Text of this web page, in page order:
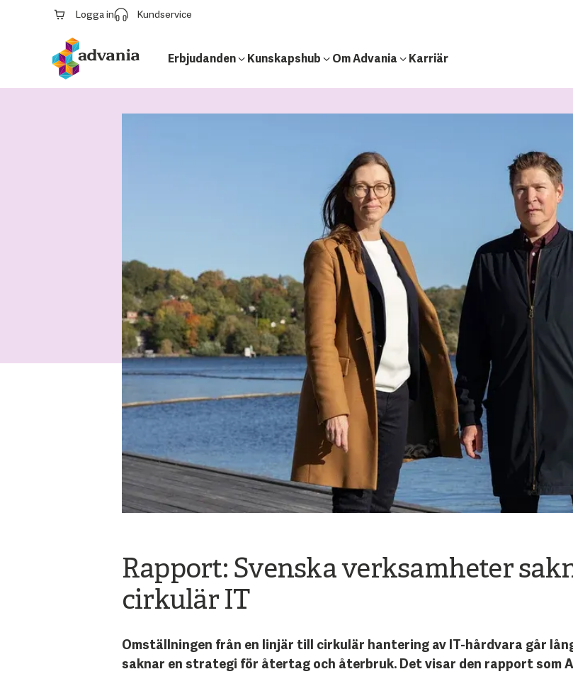
Logga in Kundservice
Erbjudanden Kunskapshub Om Advania Karriär
Rapport: Svenska verksamheter
cirkulär IT
Omställningen från en linjär till cirkulär hantering av IT-hårdvara går
saknar en strategi för återtag och återbruk. Det visar den rapport som